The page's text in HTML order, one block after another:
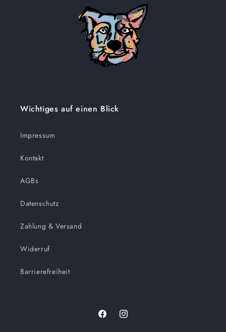
Wichtiges auf einen Blick
Impressum
Kontakt
AGBs
Datenschutz
Zahlung & Versand
Widerruf
Barrierefreiheit
FacebookInstagram